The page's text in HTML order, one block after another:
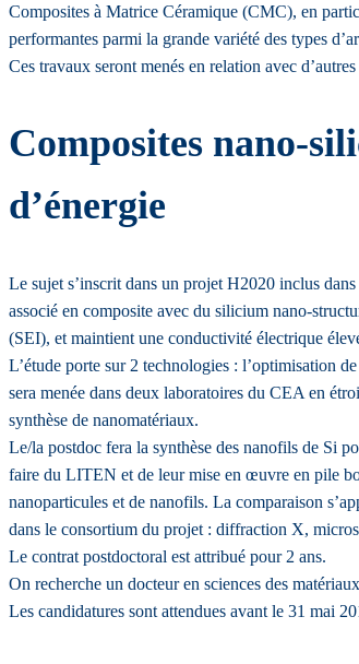
Composites à Matrice Céramique (CMC), en
performantes parmi la grande variété des types
Ces travaux seront menés en relation avec
Composites nano-
d’énergie
Le sujet s’inscrit dans un projet H2020 inclus
associé en composite avec du silicium nano-
(SEI), et maintient une conductivité électrique
L’étude porte sur 2 technologies : l’optimisation
sera menée dans deux laboratoires du CEA en
synthèse de nanomatériaux.
Le/la postdoc fera la synthèse des nanofils de Si
faire du LITEN et de leur mise en œuvre en pile
nanoparticules et de nanofils. La comparaison
dans le consortium du projet : diffraction X,
Le contrat postdoctoral est attribué pour 2 ans.
On recherche un docteur en sciences des
Les candidatures sont attendues avant le 31 mai